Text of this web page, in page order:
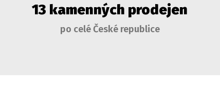
13 kamenných prodejen
po celé České republice